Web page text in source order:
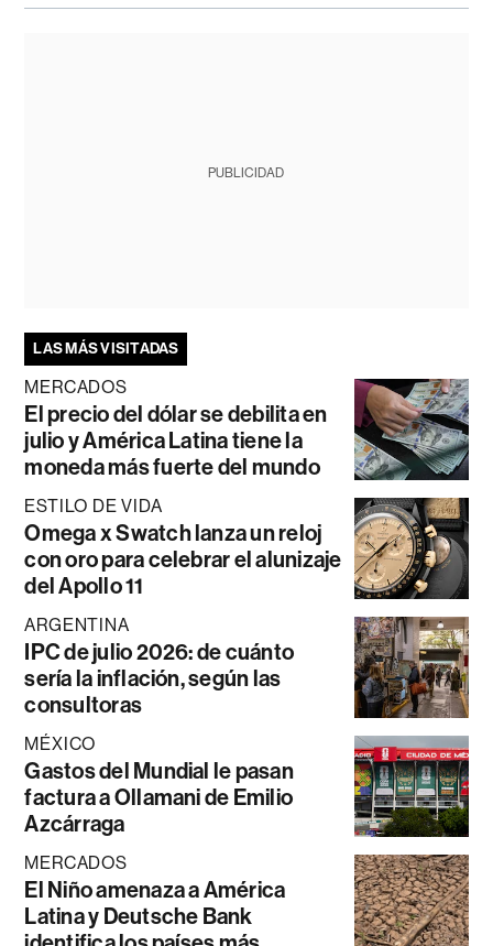
PUBLICIDAD
LAS MÁS VISITADAS
MERCADOS
El precio del dólar se debilita en
julio y América Latina tiene la
moneda más fuerte del mundo
ESTILO DE VIDA
Omega x Swatch lanza un reloj
con oro para celebrar el alunizaje
del Apollo 11
ARGENTINA
IPC de julio 2026: de cuánto
sería la inflación, según las
consultoras
MÉXICO
Gastos del Mundial le pasan
factura a Ollamani de Emilio
Azcárraga
MERCADOS
El Niño amenaza a América
Latina y Deutsche Bank